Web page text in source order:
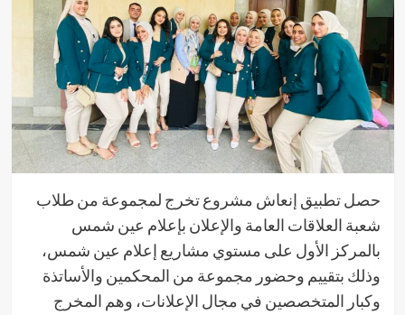
حصل تطبيق إنعاش مشروع تخرج لمجموعة من طلاب
شعبة العلاقات العامة والإعلان بإعلام عين شمس
بالمركز الأول على مستوي مشاريع إعلام عين شمس،
وذلك بتقييم وحضور مجموعة من المحكمين والأساتذة
وكبار المتخصصين في مجال الإعلانات، وهم المخرج